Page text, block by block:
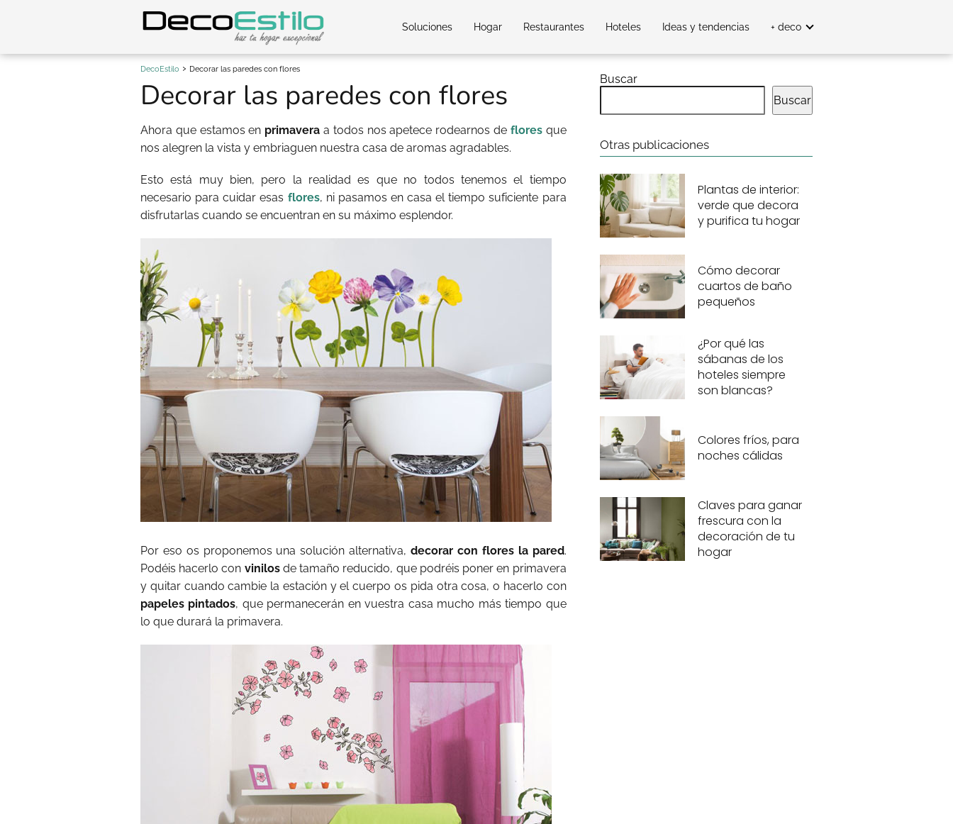
Soluciones Hogar Restaurantes Hoteles Ideas y tendencias + deco
DecoEstilo Decorar las paredes con flores
Decorar las paredes con flores
Ahora que estamos en primavera a todos nos apetece rodearnos de floresque
nos alegren la vista y embriaguen nuestra casa de aromas agradables.
Esto está muy bien, pero la realidad es que no todos tenemos el tiempo
necesario para cuidar esas flores, ni pasamos en casa el tiempo suficiente para
disfrutarlas cuando se encuentran en su máximo esplendor.
Por eso os proponemos una solución alternativa,decorar con flores la pared.
Podéis hacerlo con vinilosde tamaño reducido, que podréis poner en primavera
y quitar cuando cambie la estación y el cuerpo os pida otra cosa, o hacerlo con
papeles pintados, que permanecerán en vuestra casa mucho más tiempo que
lo que durará la primavera.
Buscar
Buscar
Otras publicaciones
Plantas de interior:
verde que decora
y purifica tu hogar
Cómo decorar
cuartos de baño
pequeños
¿Por qué las
sábanas de los
hoteles siempre
son blancas?
Colores fríos, para
noches cálidas
Claves para ganar
frescura con la
decoración de tu
hogar